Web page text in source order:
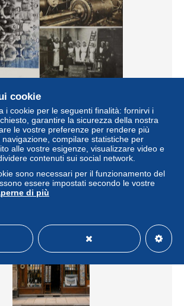
Charbonnage des Houillères/Guerre
Economiques GILLY
± 5,78 USD
Residenziale
cookie
i cookie per le seguenti finalità: fornirvi i
garantire la sicurezza della nostra
le vostre preferenze per rendere più
compilare statistiche per
alle vostre esigenze, visualizzare video e
contenuti sui social network.
sono necessari per il funzionamento del
essere impostati secondo le vostre
di più